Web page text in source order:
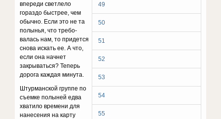
49
50
51
52
53
54
55
впереди светлело
гораздо бы­стрее, чем
обычно. Если это не та
полынья, что требо­
валась нам, то придется
снова искать ее. А что,
если она начнет
закрываться? Теперь
дорога каждая минута.
Штурманской группе по
съемке полыней едва
хва­тило времени для
нанесения на карту